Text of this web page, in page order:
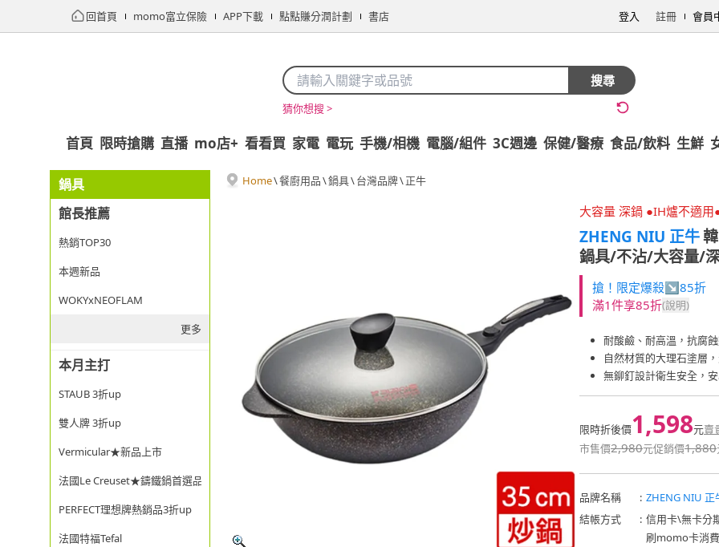
回首頁 momo富立保險 APP下載 點點賺分潤計劃 書店 登入 註冊 會員
搜尋
猜你想搜 >
首頁 限時搶購 直播 mo店+ 看看買 家電 電玩 手機/相機 電腦/組件 3C週邊 保健/醫療 食品/飲料 生鮮
鍋具
館長推薦
熱銷TOP30
本週新品
WOKYxNEOFLAM
更多
本月主打
STAUB 3折up
雙人牌 3折up
Vermicular★新品上市
法國Le Creuset★鑄鐵鍋首選品牌
PERFECT理想牌熱銷品3折up
法國特福Tefal
Home\餐廚用品\鍋具\台灣品牌\正牛
大容量 深鍋 ●IH爐不適用
ZHENG NIU 正牛
鍋具/不沾/大容量/
搶！限定爆殺↘85折
滿1件享85折(說明)
耐酸鹼、耐高溫，抗腐
自然材質的大理石塗層
無鉚釘設計衛生安全，
限時折後價1,598元賣
市售價2,980元促銷價1,880
品牌名稱 : ZHENG NIU 正
結帳方式
: 信用卡\無卡分
刷momo卡消